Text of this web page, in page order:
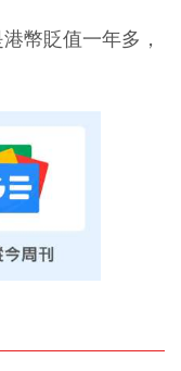
幣貶值一年多，